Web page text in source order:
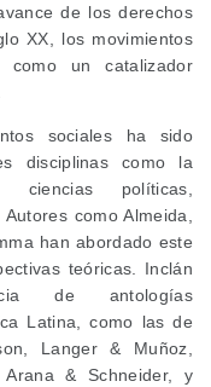
de los derechos
XX, los movimientos
como un catalizador
sociales ha sido
disciplinas como la
ciencias políticas,
como Almeida,
han abordado este
teóricas. Inclán
de antologías
Latina, como las de
Langer & Muñoz,
& Schneider, y